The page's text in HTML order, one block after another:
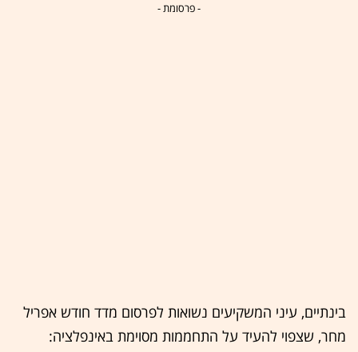
- פרסומת -
בינתיים, עיני המשקיעים נשואות לפרסום מדד חודש אפריל
מחר, שצפוי להעיד על התחממות מסוימת באינפלציה: